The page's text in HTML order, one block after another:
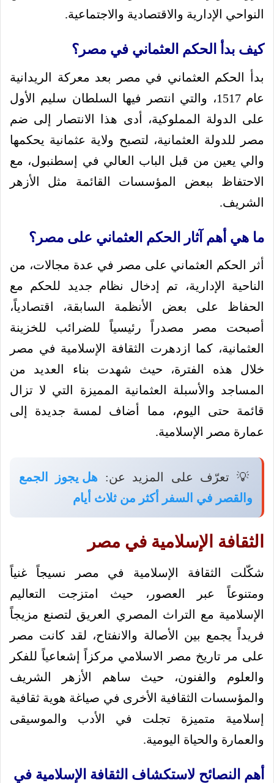
النواحي الإدارية والاقتصادية والاجتماعية.
كيف بدأ الحكم العثماني في مصر؟
بدأ الحكم العثماني في مصر بعد معركة الريدانية
عام 1517، والتي انتصر فيها السلطان سليم الأول
على الدولة المملوكية، أدى هذا الانتصار إلى ضم
مصر للدولة العثمانية، لتصبح ولاية عثمانية يحكمها
والي يعين من قبل الباب العالي في إسطنبول، مع
الاحتفاظ ببعض المؤسسات القائمة مثل الأزهر
الشريف.
ما هي أهم آثار الحكم العثماني على مصر؟
أثر الحكم العثماني على مصر في عدة مجالات، من
الناحية الإدارية، تم إدخال نظام جديد للحكم مع
الحفاظ على بعض الأنظمة السابقة، اقتصادياً،
أصبحت مصر مصدراً رئيسياً للضرائب للخزينة
العثمانية، كما ازدهرت الثقافة الإسلامية في مصر
خلال هذه الفترة، حيث شهدت بناء العديد من
المساجد والأسبلة العثمانية المميزة التي لا تزال
قائمة حتى اليوم، مما أضاف لمسة جديدة إلى
عمارة مصر الإسلامية.
💡 تعرّف على المزيد عن: هل يجوز الجمع
والقصر في السفر أكثر من ثلاث أيام
الثقافة الإسلامية في مصر
شكّلت الثقافة الإسلامية في مصر نسيجاً غنياً
ومتنوعاً عبر العصور، حيث امتزجت التعاليم
الإسلامية مع التراث المصري العريق لتصنع مزيجاً
فريداً يجمع بين الأصالة والانفتاح، لقد كانت مصر
على مر تاريخ مصر الاسلامي مركزاً إشعاعياً للفكر
والعلوم والفنون، حيث ساهم الأزهر الشريف
والمؤسسات الثقافية الأخرى في صياغة هوية ثقافية
إسلامية متميزة تجلت في الأدب والموسيقى
والعمارة والحياة اليومية.
أهم النصائح لاستكشاف الثقافة الإسلامية في